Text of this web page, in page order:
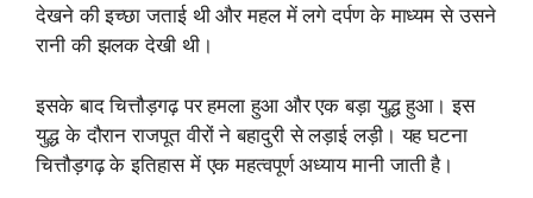
देखने की इच्छा जताई थी और महल में लगे दर्पण के माध्यम से उसने
रानी की झलक देखी थी।
इसके बाद चित्तौड़गढ़ पर हमला हुआ और एक बड़ा युद्ध हुआ। इस
युद्ध के दौरान राजपूत वीरों ने बहादुरी से लड़ाई लड़ी। यह घटना
चित्तौड़गढ़ के इतिहास में एक महत्वपूर्ण अध्याय मानी जाती है।